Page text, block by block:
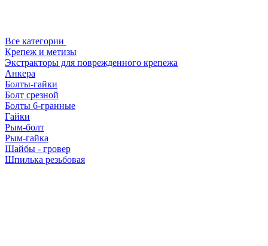
Все категории
Крепеж и метизы
Экстракторы для поврежденного крепежа
Анкера
Болты-гайки
Болт срезной
Болты 6-гранные
Гайки
Рым-болт
Рым-гайка
Шайбы - гровер
Шпилька резьбовая